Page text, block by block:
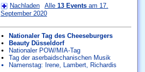
Nachladen
Alle 13 Eventsam 17.
September 2020
Nationaler Tag des Cheeseburgers
Beauty Düsseldorf
Nationaler POW/MIA-Tag
Tag der aserbaidschanischen Musik
Namenstag: Irene, Lambert, Richardis